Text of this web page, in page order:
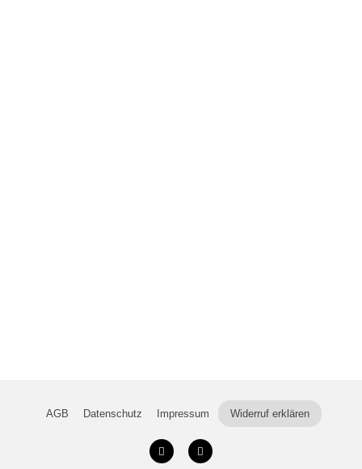
AGB Datenschutz Impressum Widerruf erklären